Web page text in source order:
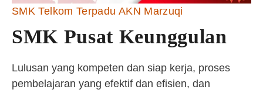
SMK Telkom Terpadu AKN Marzuqi
SMK Pusat Keunggulan
Lulusan yang kompeten dan siap kerja, proses
pembelajaran yang efektif dan efisien, dan